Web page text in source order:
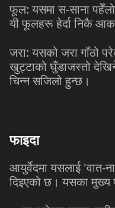
फूल: यसमा स-साना
यी फूलहरू हेर्दा निकै
जरा: यसको जरा गाँठो
खुट्टाको घुँडाजस्तो
चिन्न सजिलो हुन्छ।
फाइदा
आयुर्वेदमा यसलाई
दिइएको छ। यसका मुख्य